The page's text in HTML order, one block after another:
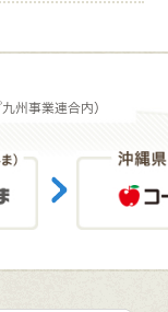
九州事業連合内）